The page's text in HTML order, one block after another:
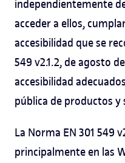
independientemente
acceder a ellos,
accesibilidad que se
549 v2.1.2, de agosto
accesibilidad
pública de productos y
La Norma EN 301 549
principalmente en las